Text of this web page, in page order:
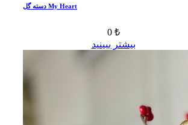
دسته گل My Heart
0 ₺
بیشتر ببینید